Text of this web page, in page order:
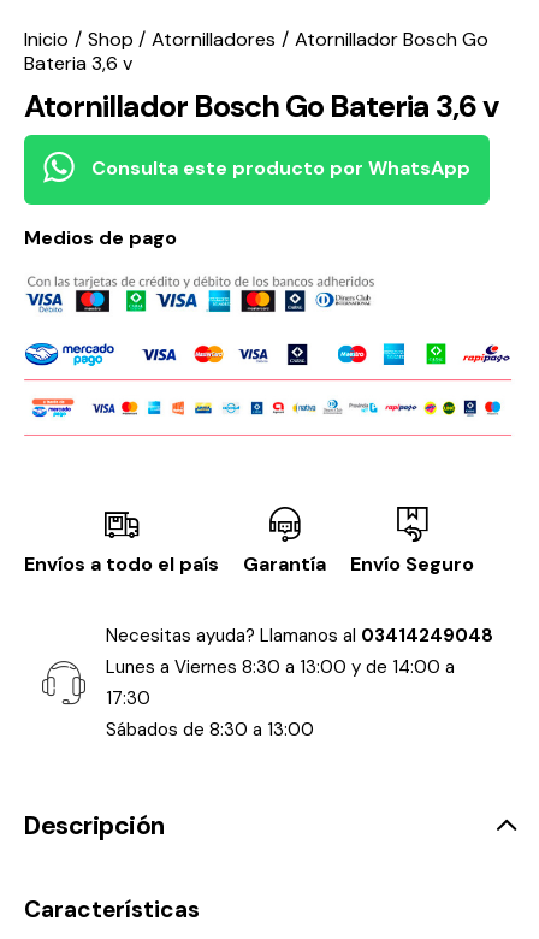
Inicio Shop Atornilladores
Atornillador Bosch Go
Bateria 3,6 v
Atornillador Bosch Go Bateria 3,6 v
Consulta este producto por WhatsApp
Medios de pago
Envíos a todo el país Garantía Envío Seguro
Necesitas ayuda? Llamanos al 03414249048
Lunes a Viernes 8:30 a 13:00 y de 14:00 a
17:30
Sábados de 8:30 a 13:00
Descripción
Características